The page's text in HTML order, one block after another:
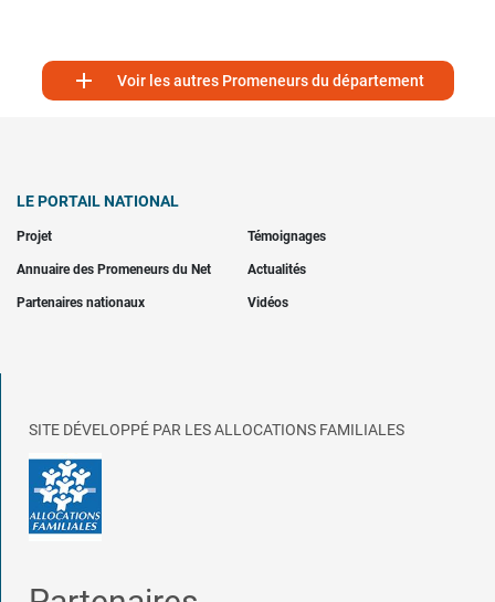
 Voir les autres Promeneurs du département
LE PORTAIL NATIONAL
Projet Témoignages
Annuaire des Promeneurs du Net Actualités
Partenaires nationaux Vidéos
SITE DÉVELOPPÉ PAR LES ALLOCATIONS FAMILIALES